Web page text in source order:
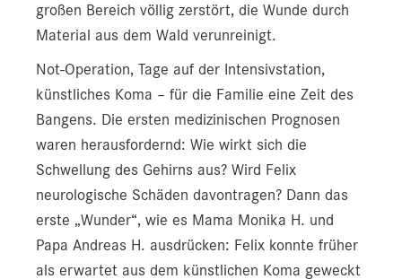
großen Bereich völlig zerstört, die Wunde durch
Material aus dem Wald verunreinigt.
Not-Operation, Tage auf der Intensivstation,
künstliches Koma – für die Familie eine Zeit des
Bangens. Die ersten medizinischen Prognosen
waren herausfordernd: Wie wirkt sich die
Schwellung des Gehirns aus? Wird Felix
neurologische Schäden davontragen? Dann das
erste „Wunder“, wie es Mama Monika H. und
Papa Andreas H. ausdrücken: Felix konnte früher
als erwartet aus dem künstlichen Koma geweckt